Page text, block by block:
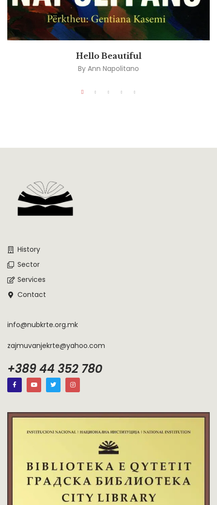
Hello Beautiful
By Ann Napolitano
History
Sector
Services
Contact
info@nubkrte.org.mk
zajmuvanjekrte@yahoo.com
+389 44 352 780